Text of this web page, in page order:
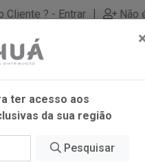
Cliente ? - Entrar | Não
ter acesso aos
da sua região
Pesquisar